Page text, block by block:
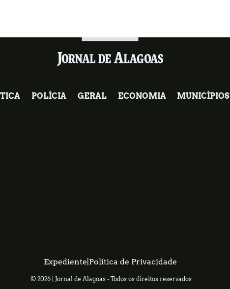
POLÍCIA GERAL ECONOMIA MUNICÍPIOS
Expediente Política de Privacidade
© 2026 | Jornal de Alagoas - Todos os direitos reservados